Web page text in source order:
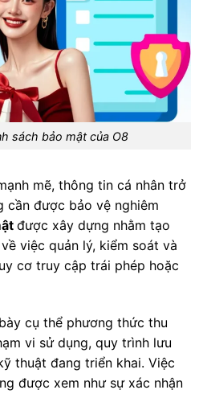
sách bảo mật của O8
mẽ, thông tin cá nhân trở
cần được bảo vệ nghiêm
được xây dựng nhằm tạo
việc quản lý, kiểm soát và
cơ truy cập trái phép hoặc
cụ thể phương thức thu
vi sử dụng, quy trình lưu
thuật đang triển khai. Việc
được xem như sự xác nhận